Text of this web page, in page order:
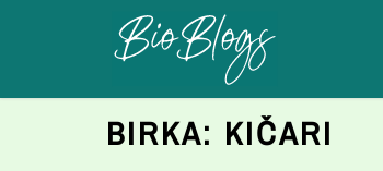
BIRKA: KIČARI